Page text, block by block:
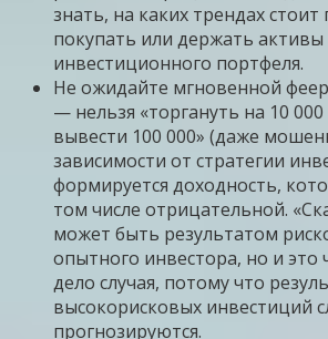
знать, на каких трендах
покупать или держать
инвестиционного портфеля.
Не ожидайте мгновенной
— нельзя «торгануть на 10
вывести 100 000» (даже
зависимости от стратегии
формируется доходность,
том числе отрицательной.
может быть результатом
опытного инвестора, но и это
дело случая, потому что
высокорисковых инвестиций
прогнозируются.